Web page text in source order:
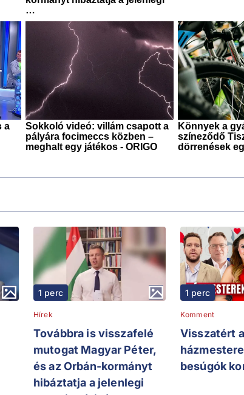
1 perc
Hírek
Továbbra is visszafelé
mutogat Magyar Péter,
és az Orbán-kormányt
hibáztatja a jelenlegi
1 perc
Komment
Visszatért a
besúgók